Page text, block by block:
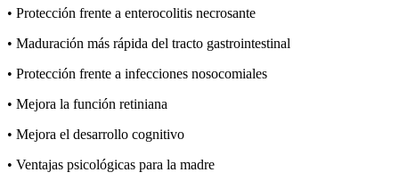
• Protección frente a enterocolitis necrosante
• Maduración más rápida del tracto gastrointestinal
• Protección frente a infecciones nosocomiales
• Mejora la función retiniana
• Mejora el desarrollo cognitivo
• Ventajas psicológicas para la madre